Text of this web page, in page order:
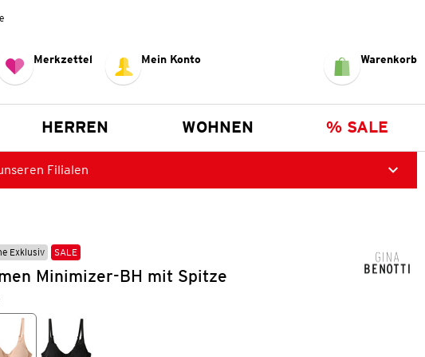
Merkzettel Mein Konto Warenkorb
HERREN WOHNEN % SALE
Filialen
Exklusiv SALE
Minimizer-BH mit Spitze